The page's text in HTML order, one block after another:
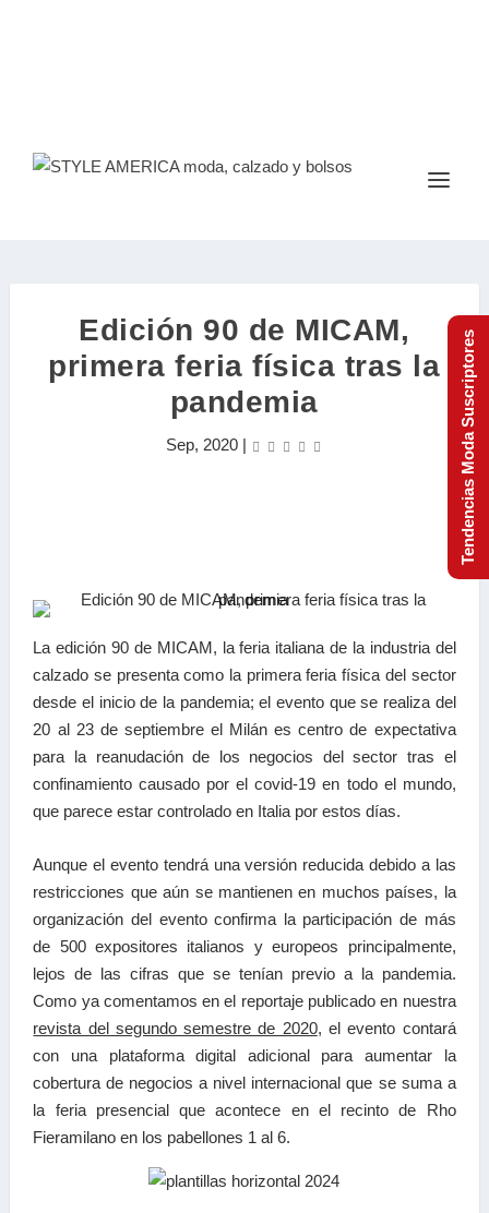
Edición 90 de MICAM,
primera feria física tras la
pandemia
Sep, 2020|
La edición 90 de MICAM, la feria italiana de la industria del
calzado se presenta como la primera feria física del sector
desde el inicio de la pandemia; el evento que se realiza del
20 al 23 de septiembre el Milán es centro de expectativa
para la reanudación de los negocios del sector tras el
confinamiento causado por el covid-19 en todo el mundo,
que parece estar controlado en Italia por estos días.
Aunque el evento tendrá una versión reducida debido a las
restricciones que aún se mantienen en muchos países, la
organización del evento confirma la participación de más
de 500 expositores italianos y europeos principalmente,
lejos de las cifras que se tenían previo a la pandemia.
Como ya comentamos en el reportaje publicado en nuestra
revista del segundo semestre de 2020, el evento contará
con una plataforma digital adicional para aumentar la
cobertura de negocios a nivel internacional que se suma a
la feria presencial que acontece en el recinto de Rho
Fieramilano en los pabellones 1 al 6.
Tendencias Moda Suscriptores